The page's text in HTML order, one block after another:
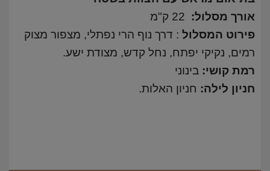
אורך מסלול:
פירוט המסלול : דרך נוף הרי נפתלי, מצפור מצוק
רמים, נקיקי יפתח, נחל קדש, מצודת ישע.
רמת קושי: בינוני
חניון לילה: חניון האלות.